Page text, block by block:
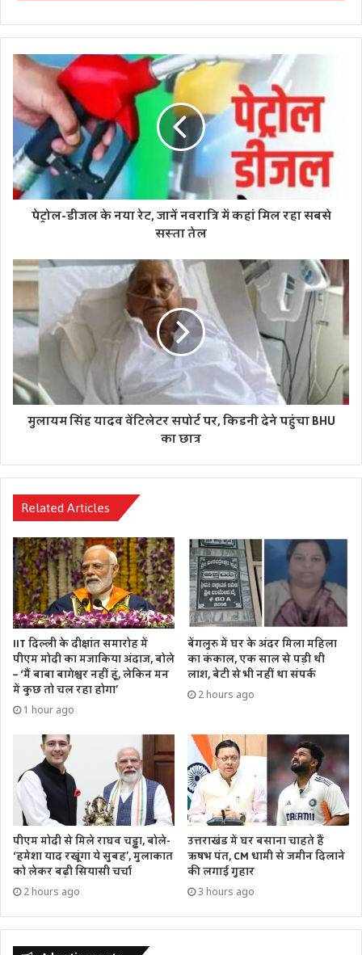
पेट्रोल-डीजल के नया रेट, जानें नवरात्रि में कहां मिल रहा सबसे
सस्ता तेल
मुलायम सिंह यादव वेंटिलेटर सपोर्ट पर, किडनी देने पहुंचा BHU
का छात्र
Related Articles
IIT दिल्ली के दीक्षांत समारोह में
पीएम मोदी का मजाकिया अंदाज, बोले
– ‘मैं बाबा बागेश्वर नहीं हूं, लेकिन मन
में कुछ तो चल रहा होगा’
1 hour ago
बेंगलुरु में घर के अंदर मिला महिला
का कंकाल, एक साल से पड़ी थी
लाश, बेटी से भी नहीं था संपर्क
2 hours ago
पीएम मोदी से मिले राघव चड्ढा, बोले-
‘हमेशा याद रखूंगा ये सुबह’, मुलाकात
को लेकर बढ़ी सियासी चर्चा
2 hours ago
उत्तराखंड में घर बसाना चाहते हैं
ऋषभ पंत, CM धामी से जमीन दिलाने
की लगाई गुहार
3 hours ago